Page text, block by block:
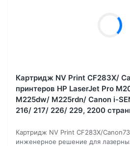
Картридж NV Print CF283X/
принтеров HP LaserJet Pro
M225dw/ M225rdn/ Canon i-
216/ 217/ 226/ 229, 2200
Картридж NV Print CF283X/
инженерное решение для